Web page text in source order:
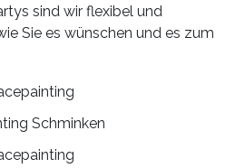
sind wir flexibel und
Sie es wünschen und es zum